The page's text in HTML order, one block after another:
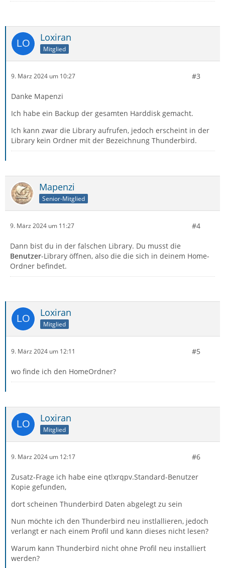
Loxiran
Mitglied
9. März 2024 um 10:27 #3
Danke Mapenzi
Ich habe ein Backup der gesamten Harddisk gemacht.
Ich kann zwar die Library aufrufen, jedoch erscheint in der
Library kein Ordner mit der Bezeichnung Thunderbird.
Mapenzi
Senior-Mitglied
9. März 2024 um 11:27 #4
Dann bist du in der falschen Library. Du musst die
Benutzer-Library öffnen, also die die sich in deinem Home-
Ordner befindet.
Loxiran
Mitglied
9. März 2024 um 12:11 #5
wo finde ich den HomeOrdner?
Loxiran
Mitglied
9. März 2024 um 12:17 #6
Zusatz-Frage ich habe eine qtlxrqpv.Standard-Benutzer
Kopie gefunden,
dort scheinen Thunderbird Daten abgelegt zu sein
Nun möchte ich den Thunderbird neu instlallieren, jedoch
verlangt er nach einem Profil und kann dieses nicht lesen?
Warum kann Thunderbird nicht ohne Profil neu installiert
werden?